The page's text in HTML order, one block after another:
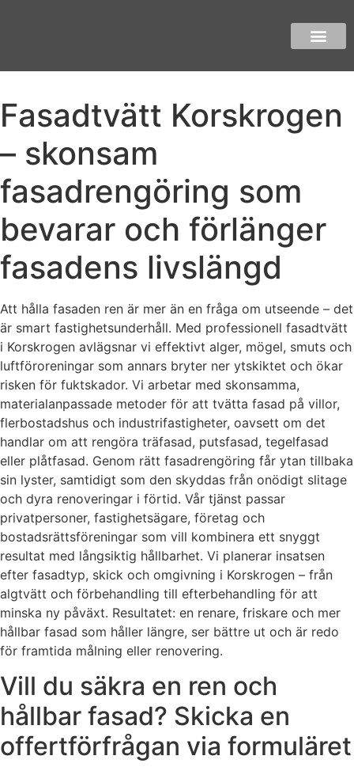
Fasadtvätt Korskrogen
– skonsam
fasadrengöring som
bevarar och förlänger
fasadens livslängd
Att hålla fasaden ren är mer än en fråga om utseende – det
är smart fastighetsunderhåll. Med professionell fasadtvätt
i Korskrogen avlägsnar vi effektivt alger, mögel, smuts och
luftföroreningar som annars bryter ner ytskiktet och ökar
risken för fuktskador. Vi arbetar med skonsamma,
materialanpassade metoder för att tvätta fasad på villor,
flerbostadshus och industrifastigheter, oavsett om det
handlar om att rengöra träfasad, putsfasad, tegelfasad
eller plåtfasad. Genom rätt fasadrengöring får ytan tillbaka
sin lyster, samtidigt som den skyddas från onödigt slitage
och dyra renoveringar i förtid. Vår tjänst passar
privatpersoner, fastighetsägare, företag och
bostadsrättsföreningar som vill kombinera ett snyggt
resultat med långsiktig hållbarhet. Vi planerar insatsen
efter fasadtyp, skick och omgivning i Korskrogen – från
algtvätt och förbehandling till efterbehandling för att
minska ny påväxt. Resultatet: en renare, friskare och mer
hållbar fasad som håller längre, ser bättre ut och är redo
för framtida målning eller renovering.
Vill du säkra en ren och
hållbar fasad? Skicka en
offertförfrågan via formuläret